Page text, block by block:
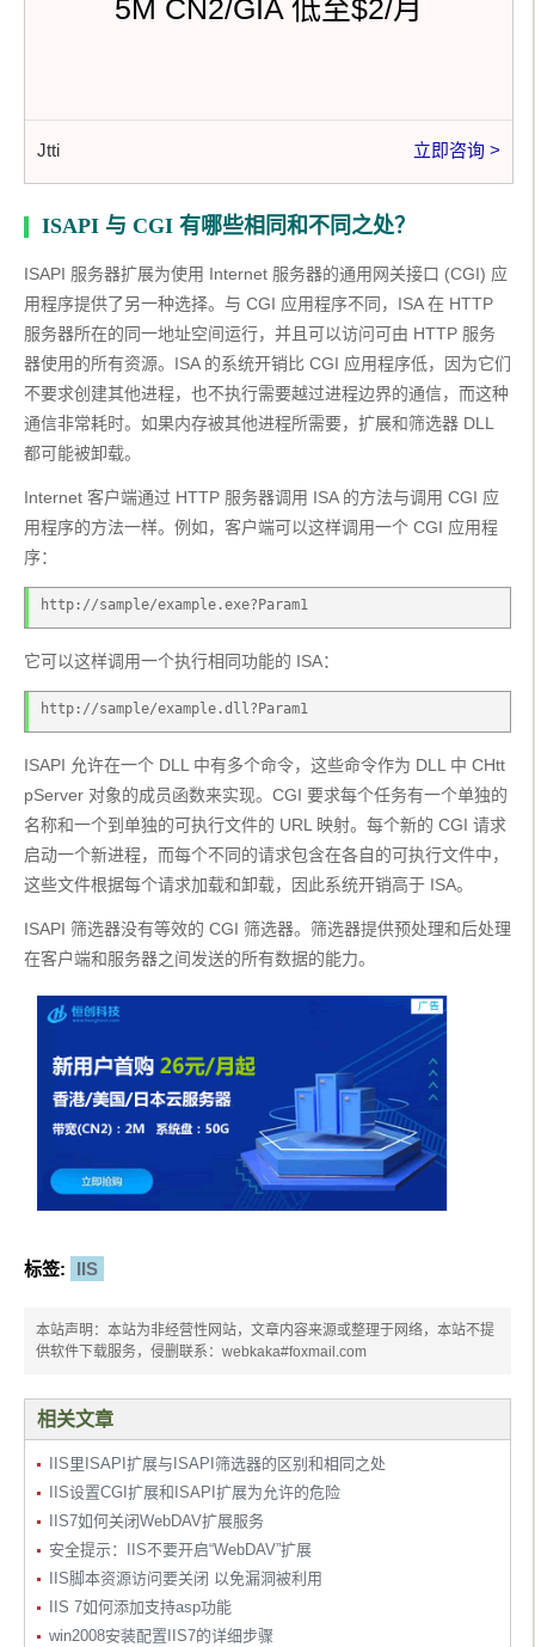
5M CN2/GIA 低至$2/月
Jtti 立即咨询 >
ISAPI 与 CGI 有哪些相同和不同之处？
ISAPI 服务器扩展为使用 Internet 服务器的通用网关接口 (CGI) 应
用程序提供了另一种选择。与 CGI 应用程序不同，ISA 在 HTTP
服务器所在的同一地址空间运行，并且可以访问可由 HTTP 服务
器使用的所有资源。ISA 的系统开销比 CGI 应用程序低，因为它们
不要求创建其他进程，也不执行需要越过进程边界的通信，而这种
通信非常耗时。如果内存被其他进程所需要，扩展和筛选器 DLL
都可能被卸载。
Internet 客户端通过 HTTP 服务器调用 ISA 的方法与调用 CGI 应
用程序的方法一样。例如，客户端可以这样调用一个 CGI 应用程
序：
http://sample/example.exe?Param1
它可以这样调用一个执行相同功能的 ISA：
http://sample/example.dll?Param1
ISAPI 允许在一个 DLL 中有多个命令，这些命令作为 DLL 中 CHtt
pServer 对象的成员函数来实现。CGI 要求每个任务有一个单独的
名称和一个到单独的可执行文件的 URL 映射。每个新的 CGI 请求
启动一个新进程，而每个不同的请求包含在各自的可执行文件中，
这些文件根据每个请求加载和卸载，因此系统开销高于 ISA。
ISAPI 筛选器没有等效的 CGI 筛选器。筛选器提供预处理和后处理
在客户端和服务器之间发送的所有数据的能力。
标签: IIS
本站声明：本站为非经营性网站，文章内容来源或整理于网络，本站不提
供软件下载服务，侵删联系：webkaka#foxmail.com
相关文章
IIS里ISAPI扩展与ISAPI筛选器的区别和相同之处
IIS设置CGI扩展和ISAPI扩展为允许的危险
IIS7如何关闭WebDAV扩展服务
安全提示：IIS不要开启“WebDAV”扩展
IIS脚本资源访问要关闭 以免漏洞被利用
IIS 7如何添加支持asp功能
win2008安装配置IIS7的详细步骤